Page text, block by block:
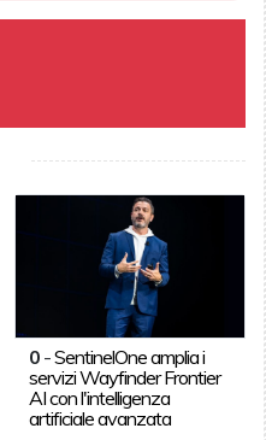
0 -SentinelOne amplia i
servizi Wayfinder Frontier
AI con l'intelligenza
artificiale avanzata